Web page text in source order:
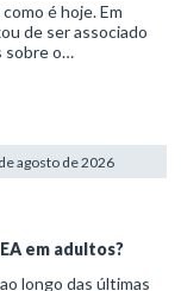
é hoje. Em
de ser associado
sobre o
agosto de 2026
em adultos?